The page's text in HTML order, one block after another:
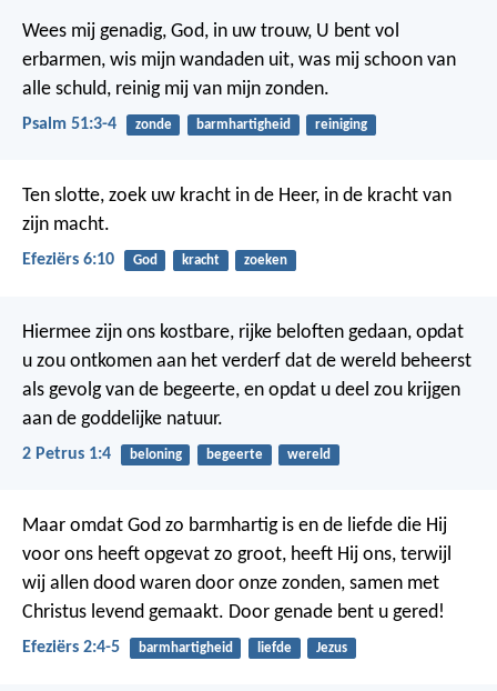
Wees mij genadig, God, in uw trouw, U bent vol
erbarmen, wis mijn wandaden uit, was mij schoon van
alle schuld, reinig mij van mijn zonden.
Psalm 51:3-4 zonde barmhartigheid reiniging
Ten slotte, zoek uw kracht in de Heer, in de kracht van
zijn macht.
Efeziërs 6:10 God kracht zoeken
Hiermee zijn ons kostbare, rijke beloften gedaan, opdat
u zou ontkomen aan het verderf dat de wereld beheerst
als gevolg van de begeerte, en opdat u deel zou krijgen
aan de goddelijke natuur.
2 Petrus 1:4 beloning begeerte wereld
Maar omdat God zo barmhartig is en de liefde die Hij
voor ons heeft opgevat zo groot, heeft Hij ons, terwijl
wij allen dood waren door onze zonden, samen met
Christus levend gemaakt. Door genade bent u gered!
Efeziërs 2:4-5 barmhartigheid liefde Jezus